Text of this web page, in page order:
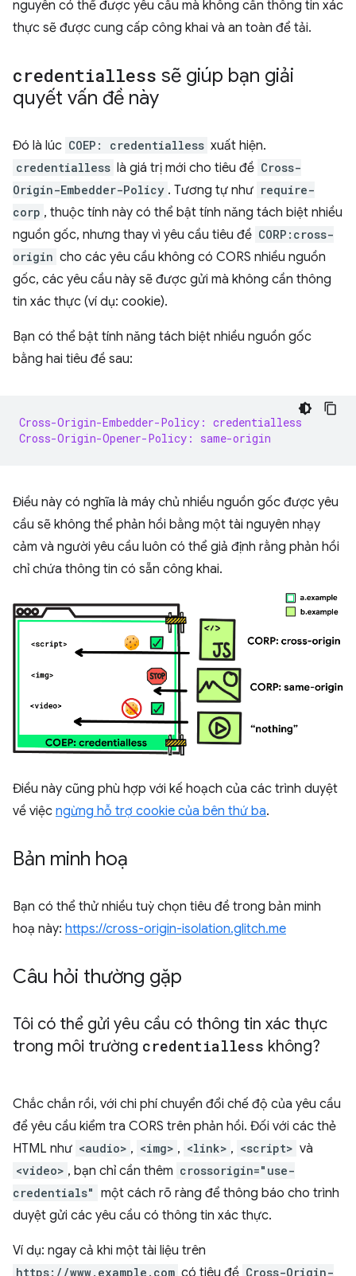
nguyên có thể được yêu cầu mà không cần thông tin xác
thực sẽ được cung cấp công khai và an toàn để tải.
credentialless sẽ giúp bạn giải
quyết vấn đề này
Đó là lúc COEP: credentialless xuất hiện.
credentialless là giá trị mới cho tiêu đề Cross-
Origin-Embedder-Policy . Tương tự như require-
corp , thuộc tính này có thể bật tính năng tách biệt nhiều
nguồn gốc, nhưng thay vì yêu cầu tiêu đề CORP:cross-
origin cho các yêu cầu không có CORS nhiều nguồn
gốc, các yêu cầu này sẽ được gửi mà không cần thông
tin xác thực (ví dụ: cookie).
Bạn có thể bật tính năng tách biệt nhiều nguồn gốc
bằng hai tiêu đề sau:
Cross-Origin-Embedder-Policy: credentialless
Cross-Origin-Opener-Policy: same-origin
Điều này có nghĩa là máy chủ nhiều nguồn gốc được yêu
cầu sẽ không thể phản hồi bằng một tài nguyên nhạy
cảm và người yêu cầu luôn có thể giả định rằng phản hồi
chỉ chứa thông tin có sẵn công khai.
Điều này cũng phù hợp với kế hoạch của các trình duyệt
về việc ngừng hỗ trợ cookie của bên thứ ba.
Bản minh hoạ
Bạn có thể thử nhiều tuỳ chọn tiêu đề trong bản minh
hoạ này: https://cross-origin-isolation.glitch.me
Câu hỏi thường gặp
Tôi có thể gửi yêu cầu có thông tin xác thực
trong môi trường credentialless không?
Chắc chắn rồi, với chi phí chuyển đổi chế độ của yêu cầu
để yêu cầu kiểm tra CORS trên phản hồi. Đối với các thẻ
HTML như <audio> , <img> , <link> , <script> và
<video> , bạn chỉ cần thêm crossorigin="use-
credentials" một cách rõ ràng để thông báo cho trình
duyệt gửi các yêu cầu có thông tin xác thực.
Ví dụ: ngay cả khi một tài liệu trên
https://www.example.com có tiêu đề Cross-Origin-